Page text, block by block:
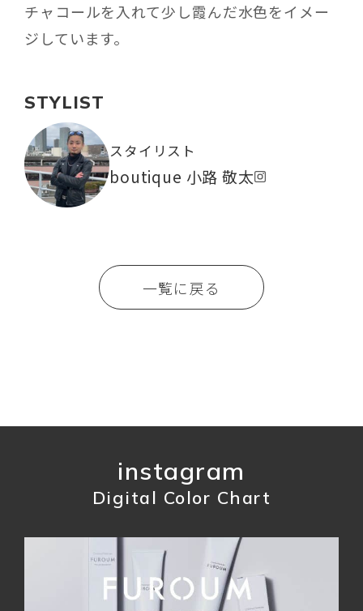
チャコールを入れて少し霞んだ水色をイメー
ジしています。
STYLIST
スタイリスト
boutique 小路 敬太
一覧に戻る
instagram
Digital Color Chart